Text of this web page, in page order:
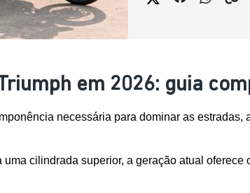
em 2026: guia
necessária para dominar as estradas,
cilindrada superior, a geração atual